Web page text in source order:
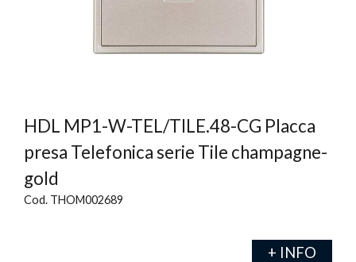
HDL MP1-W-TEL/TILE.48-CG Placca
presa Telefonica serie Tile champagne-
gold
Cod. THOM002689
+ INFO